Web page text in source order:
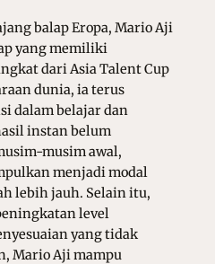
balap Eropa, Mario Aji
yang memiliki
dari Asia Talent Cup
dunia, ia terus
dalam belajar dan
instan belum
musim awal,
menjadi modal
lebih jauh. Selain itu,
level
yang tidak
Mario Aji mampu